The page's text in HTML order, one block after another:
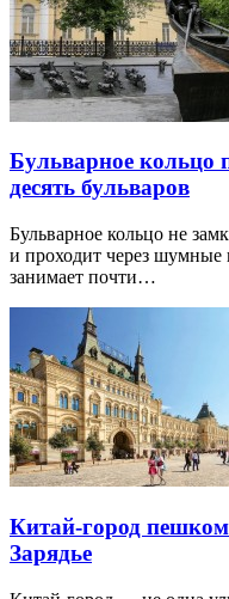
Бульварное кольцо
десять бульваров
Бульварное кольцо не
и проходит через
занимает почти…
Китай-город
Зарядье